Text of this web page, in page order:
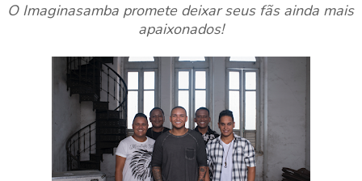
O Imaginasamba promete deixar seus fãs ainda mais
apaixonados!